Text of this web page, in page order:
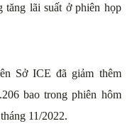
lãi suất ở phiên họp
Sở ICE đã giảm thêm
bao trong phiên hôm
11/2022.